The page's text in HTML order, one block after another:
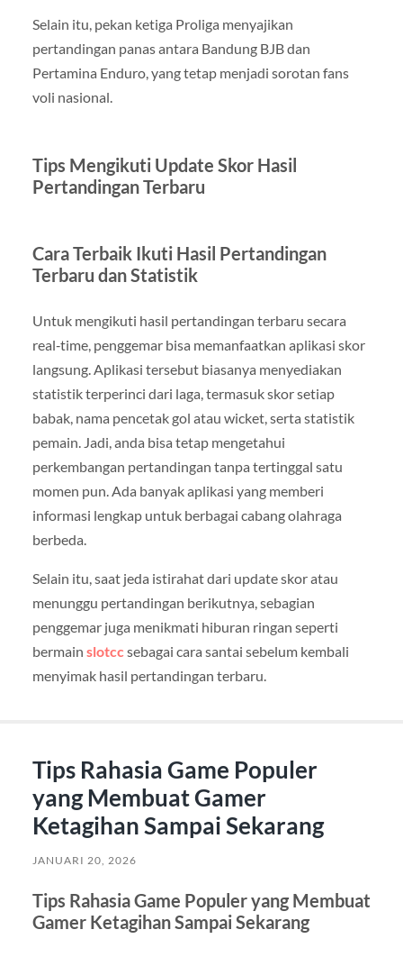
Selain itu, pekan ketiga Proliga menyajikan
pertandingan panas antara Bandung BJB dan
Pertamina Enduro, yang tetap menjadi sorotan fans
voli nasional.
Tips Mengikuti Update Skor Hasil
Pertandingan Terbaru
Cara Terbaik Ikuti Hasil Pertandingan
Terbaru dan Statistik
Untuk mengikuti hasil pertandingan terbaru secara
real‑time, penggemar bisa memanfaatkan aplikasi skor
langsung. Aplikasi tersebut biasanya menyediakan
statistik terperinci dari laga, termasuk skor setiap
babak, nama pencetak gol atau wicket, serta statistik
pemain. Jadi, anda bisa tetap mengetahui
perkembangan pertandingan tanpa tertinggal satu
momen pun. Ada banyak aplikasi yang memberi
informasi lengkap untuk berbagai cabang olahraga
berbeda.
Selain itu, saat jeda istirahat dari update skor atau
menunggu pertandingan berikutnya, sebagian
penggemar juga menikmati hiburan ringan seperti
bermain slotccsebagai cara santai sebelum kembali
menyimak hasil pertandingan terbaru.
Tips Rahasia Game Populer
yang Membuat Gamer
Ketagihan Sampai Sekarang
JANUARI 20, 2026
Tips Rahasia Game Populer yang Membuat
Gamer Ketagihan Sampai Sekarang